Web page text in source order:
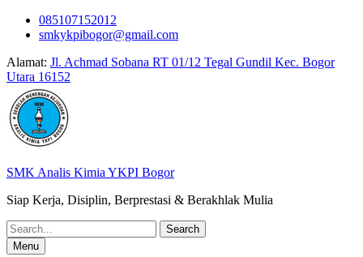
Skip
085107152012
smkykpibogor@gmail.com
Alamat: Jl. Achmad Sobana RT 01/12 Tegal Gundil Kec. Bogor
Utara 16152
SMK Analis Kimia YKPI Bogor
Siap Kerja, Disiplin, Berprestasi & Berakhlak Mulia
Search
for:Menu